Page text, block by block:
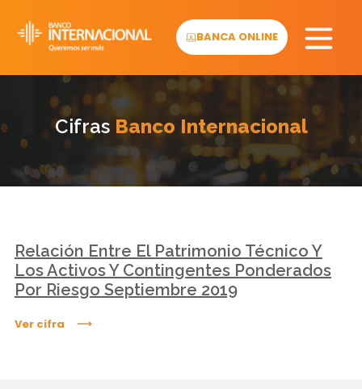
content
BANCA ONLINE
Cifras Banco Internacional
Relación Entre El Patrimonio Técnico Y
Los Activos Y Contingentes Ponderados
Por Riesgo Septiembre 2019
Ver cifra